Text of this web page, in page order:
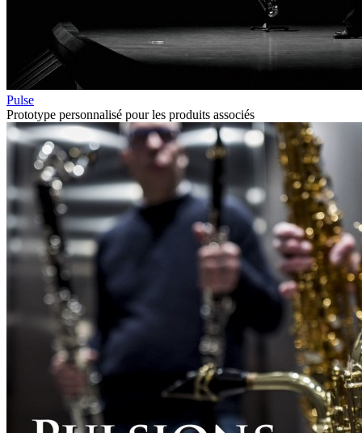
Pulse
Prototype personnalisé pour les produits associés